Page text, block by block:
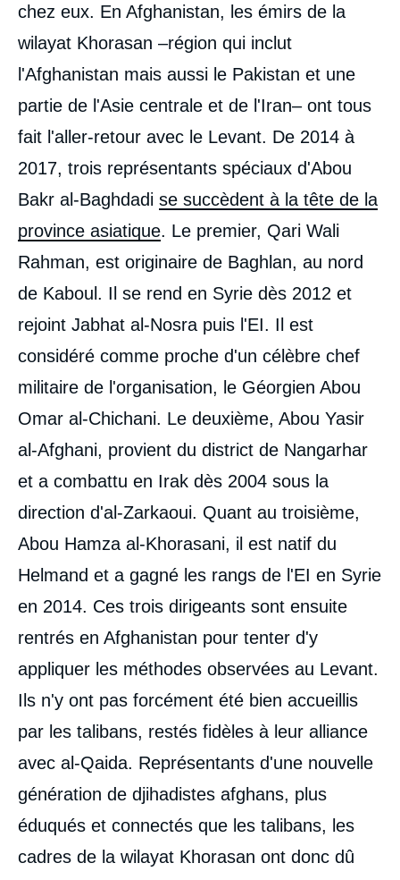
chez eux. En Afghanistan, les émirs de la
wilayat Khorasan –région qui inclut
l'Afghanistan mais aussi le Pakistan et une
partie de l'Asie centrale et de l'Iran– ont tous
fait l'aller-retour avec le Levant. De 2014 à
2017, trois représentants spéciaux d'Abou
Bakr al-Baghdadi se succèdent à la tête de la
province asiatique. Le premier, Qari Wali
Rahman, est originaire de Baghlan, au nord
de Kaboul. Il se rend en Syrie dès 2012 et
rejoint Jabhat al-Nosra puis l'EI. Il est
considéré comme proche d'un célèbre chef
militaire de l'organisation, le Géorgien Abou
Omar al-Chichani. Le deuxième, Abou Yasir
al-Afghani, provient du district de Nangarhar
et a combattu en Irak dès 2004 sous la
direction d'al-Zarkaoui. Quant au troisième,
Abou Hamza al-Khorasani, il est natif du
Helmand et a gagné les rangs de l'EI en Syrie
en 2014. Ces trois dirigeants sont ensuite
rentrés en Afghanistan pour tenter d'y
appliquer les méthodes observées au Levant.
Ils n'y ont pas forcément été bien accueillis
par les talibans, restés fidèles à leur alliance
avec al-Qaida. Représentants d'une nouvelle
génération de djihadistes afghans, plus
éduqués et connectés que les talibans, les
cadres de la wilayat Khorasan ont donc dû